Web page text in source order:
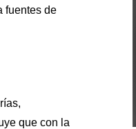
fuentes de
que con la